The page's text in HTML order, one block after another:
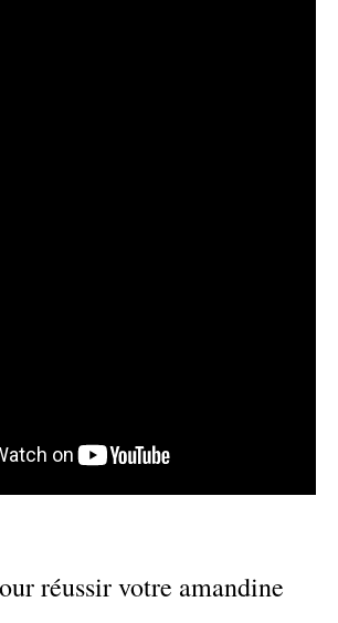
réussir votre amandine